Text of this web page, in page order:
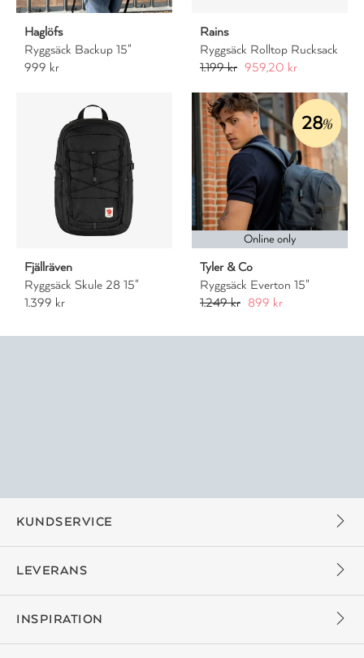
Haglöfs
Ryggsäck Backup 15"
999 kr
Rains
Ryggsäck Rolltop Rucksack
1.199 kr 959,20 kr
Fjällräven
Ryggsäck Skule 28 15"
1.399 kr
28%
Online only
Tyler & Co
Ryggsäck Everton 15"
1.249 kr 899 kr
KUNDSERVICE
LEVERANS
INSPIRATION